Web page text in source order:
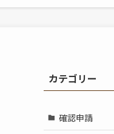
カテゴリー
確認申請